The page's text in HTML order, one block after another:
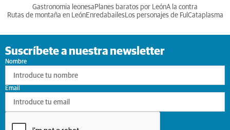
Gastronomia leonesa Planes baratos por LeónA la contra
Rutas de montaña en LeónEnredabailesLos personajes de Ful Cataplasma
Suscríbete a nuestra newsletter
Nombre
Email